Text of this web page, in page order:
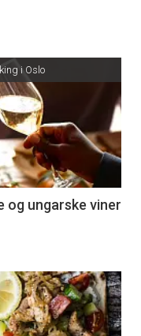
i Oslo
og ungarske viner